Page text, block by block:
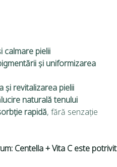
calmare pielii
și uniformizarea
și revitalizarea pielii
naturală tenului
rapidă, fără senzație
Centella + Vita C este potrivit